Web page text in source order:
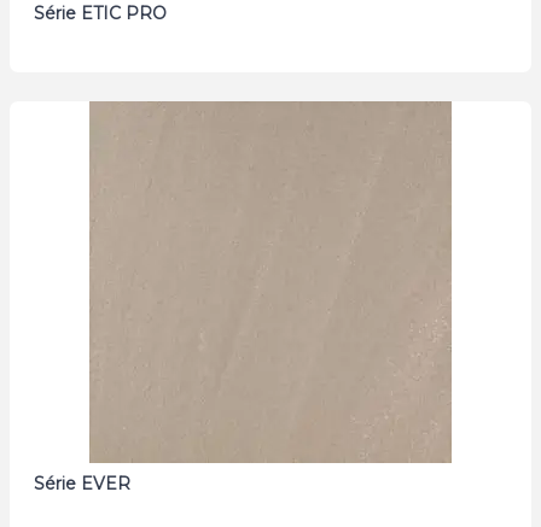
Série ETIC PRO
Série EVER